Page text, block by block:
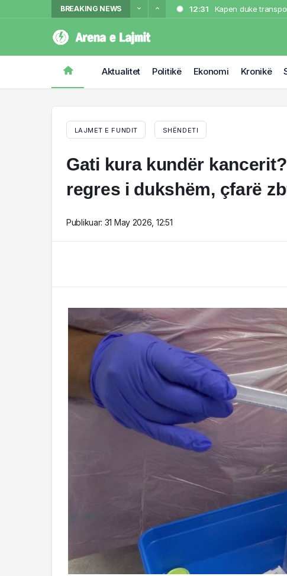
BREAKING NEWS 12:31
Kapen duke
Aktualitet Politikë Ekonomi Kronikë
LAJMET E FUNDIT SHËNDETI
Gati kura kundër
regres i dukshëm, çfarë
Publikuar: 31 May 2026, 12:51